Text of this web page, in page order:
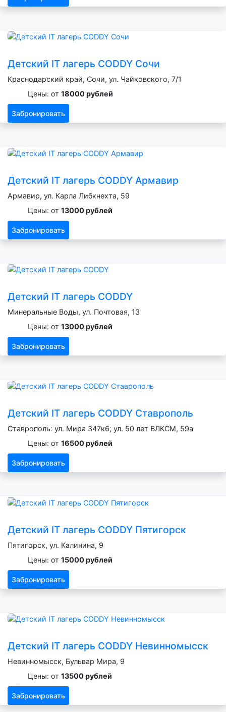
Детский IT лагерь CODDY Сочи
Краснодарский край, Сочи, ул. Чайковского, 7/1
Цены: от 18000 рублей
Забронировать
Детский IT лагерь CODDY Армавир
Армавир, ул. Карла Либкнехта, 59
Цены: от 13000 рублей
Забронировать
Детский IT лагерь CODDY
Минеральные Воды, ул. Почтовая, 13
Цены: от 13000 рублей
Забронировать
Детский IT лагерь CODDY Ставрополь
Ставрополь: ул. Мира 347к6; ул. 50 лет ВЛКСМ, 59а
Цены: от 16500 рублей
Забронировать
Детский IT лагерь CODDY Пятигорск
Пятигорск, ул. Калинина, 9
Цены: от 15000 рублей
Забронировать
Детский IT лагерь CODDY Невинномысск
Невинномысск, Бульвар Мира, 9
Цены: от 13500 рублей
Забронировать